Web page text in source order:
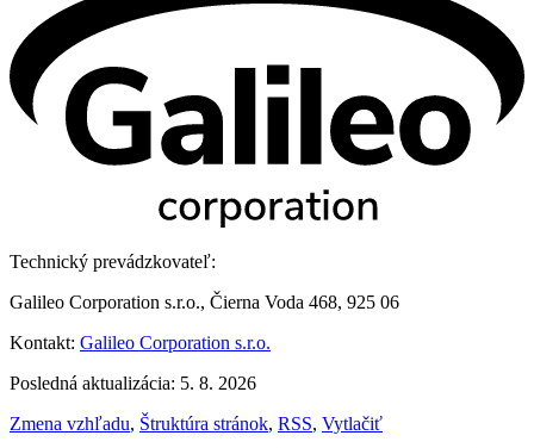
Technický prevádzkovateľ:
Galileo Corporation s.r.o., Čierna Voda 468, 925 06
Kontakt: Galileo Corporation s.r.o.
Posledná aktualizácia: 5. 8. 2026
Zmena vzhľadu, Štruktúra stránok, RSS, Vytlačiť